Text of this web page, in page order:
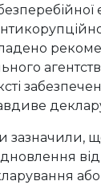
зазначили,